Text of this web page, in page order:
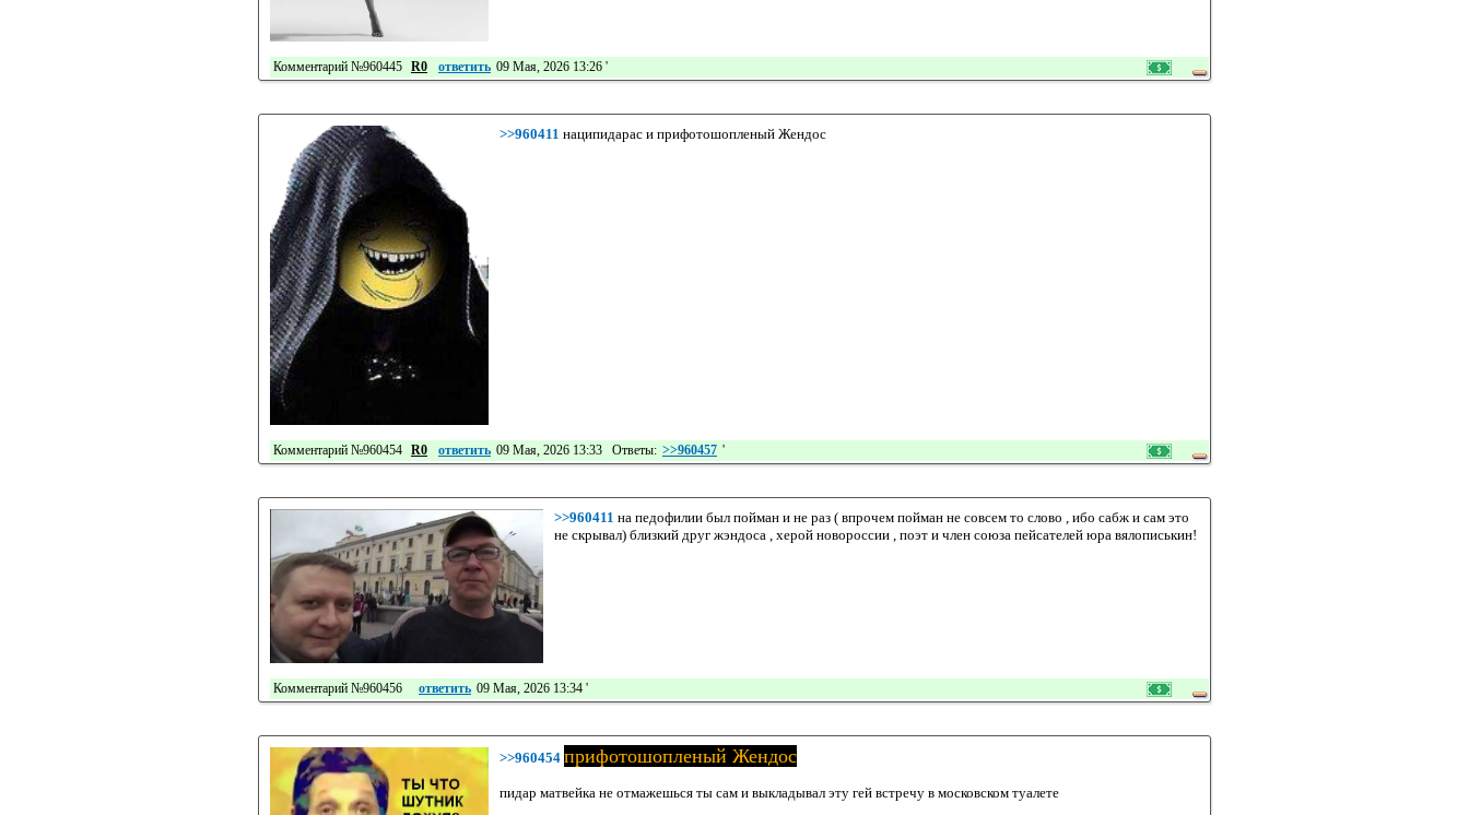
Комментарий №960445 R0 ответить 09 Мая, 2026 13:26 '
>>960411 наципидарас и прифотошопленый Жендос
Комментарий №960454 R0 ответить 09 Мая, 2026 13:33 Ответы: >>960457 '
>>960411 на педофилии был пойман и не раз ( впрочем пойман не совсем то слово , ибо сабж и сам это
не скрывал) близкий друг жэндоса , херой новороссии , поэт и член союза пейсателей юра вялописькин!
Комментарий №960456 ответить 09 Мая, 2026 13:34 '
>>960454 прифотошопленый Жендос
пидар матвейка не отмажешься ты сам и выкладывал эту гей встречу в московском туалете